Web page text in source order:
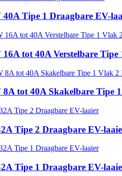
40A Tipe 1 Draagbare EV-
tot 40A Verstelbare
8A tot 40A Skakelbare Tipe
Tipe 2 Draagbare EV-
Tipe 1 Draagbare EV-